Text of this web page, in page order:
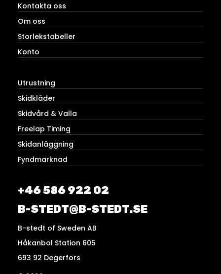
Kontakta oss
Om oss
Storlekstabeller
Konto
Utrustning
Skidkläder
Skidvård & Valla
Freelap Timing
Skidanläggning
Fyndmarknad
+46 586 922 02
B-STEDT@B-STEDT.SE
B-stedt of Sweden AB
Håkanbol Station 605
693 92 Degerfors